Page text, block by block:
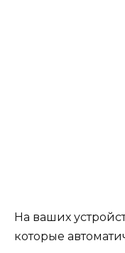
На ваших
которые